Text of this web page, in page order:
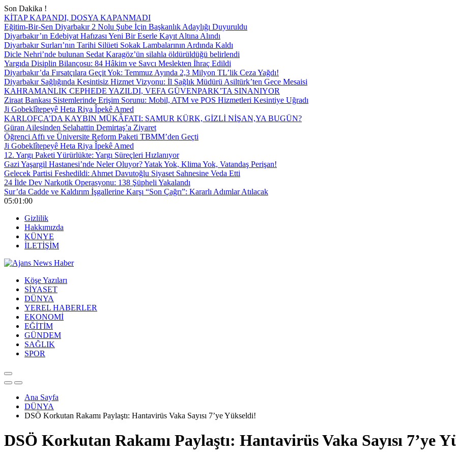
Son Dakika !
KİTAP KAPANDI, DOSYA KAPANMADI
Eğitim-Bir-Sen Diyarbakır 2 Nolu Şube İçin Başkanlık Adaylığı Duyuruldu
Diyarbakır’ın Edebiyat Hafızası Yeni Bir Eserle Kayıt Altına Alındı
Diyarbakır Surları’nın Tarihi Silüeti Sokak Lambalarının Ardında Kaldı
Dicle Nehri’nde bulunan Sedat Karagöz’ün silahla öldürüldüğü belirlendi
Yargıda Disiplin Bilançosu: 84 Hâkim ve Savcı Meslekten İhraç Edildi
Diyarbakır’da Fırsatçılara Geçit Yok: Temmuz Ayında 2,3 Milyon TL’lik Ceza Yağdı!
Diyarbakır Sağlığında Kesintisiz Hizmet Vizyonu: İl Sağlık Müdürü Asiltürk’ten Gece Mesaisi
KAHRAMANLIK CEPHEDE YAZILDI, VEFA GÜVENPARK’TA SINANIYOR
Ziraat Bankası Sistemlerinde Erişim Sorunu: Mobil, ATM ve POS Hizmetleri Kesintiye Uğradı
Ji Gobeklîtepeyê Heta Riya Îpekê Amed
KARLOFÇA’DA KAYBIN MÜKÂFATI: SAMUR KÜRK, GİZLİ NİŞAN,YA BUGÜN?
Güran Ailesinden Selahattin Demirtaş’a Ziyaret
Öğrenci Affı ve Üniversite Reform Paketi TBMM’den Geçti
Ji Gobeklîtepeyê Heta Riya Îpekê Amed
12. Yargı Paketi Yürürlükte: Yargı Süreçleri Hızlanıyor
Gazi Yaşargil Hastanesi’nde Neler Oluyor? Yatak Yok, Klima Yok, Vatandaş Perişan!
Gelecek Partisi Feshedildi: Ahmet Davutoğlu Siyaset Sahnesine Veda Etti
24 İlde Dev Narkotik Operasyonu: 138 Şüpheli Yakalandı
Sur’da Cadde ve Kaldırım İşgallerine Karşı “Son Çağrı”: Kararlı Adımlar Atılacak
05:01:01
Gizlilik
Hakkımızda
KÜNYE
İLETİŞİM
Köşe Yazıları
SİYASET
DÜNYA
YEREL HABERLER
EKONOMİ
EĞİTİM
GÜNDEM
SAĞLIK
SPOR
Ana Sayfa
DÜNYA
DSÖ Korkutan Rakamı Paylaştı: Hantavirüs Vaka Sayısı 7’ye Yükseldi!
DSÖ Korkutan Rakamı Paylaştı: Hantavirüs Vaka Sayısı 7’ye